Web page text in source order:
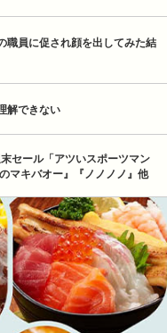
職員に促され顔を出してみた結
解できない
セール「アツいスポーツマン
マキバオー』『ノノノノ』他